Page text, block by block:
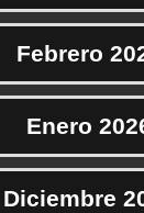
Febrero
Enero
Diciembre